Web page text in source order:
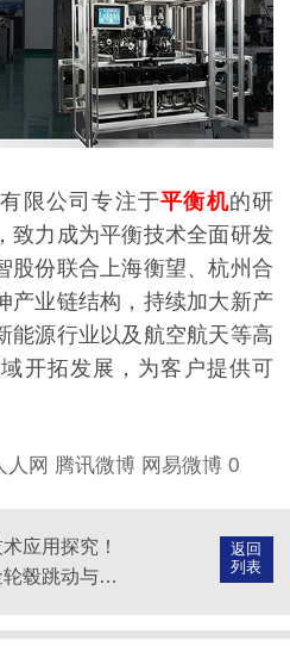
限公司专注于平衡机的研
致力成为平衡技术全面研发
股份联合上海衡望、杭州合
产业链结构，持续加大新产
能源行业以及航空航天等高
开拓发展，为客户提供可
人网 腾讯微博 网易微博 0
返回
列表
应用探究！
集智机电：铝合金轮毂跳动与平衡检测一体机